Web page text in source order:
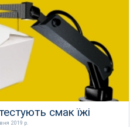
смак їжі
2019 р.